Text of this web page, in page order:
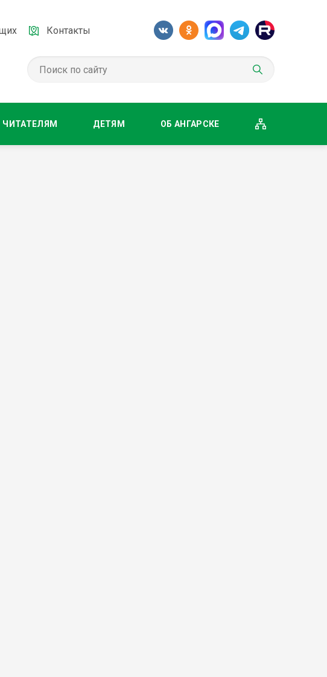
Контакты
ЧИТАТЕЛЯМ ДЕТЯМ ОБ АНГАРСКЕ